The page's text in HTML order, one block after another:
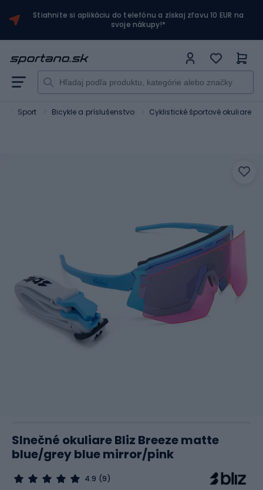
Stiahnite si aplikáciu do telefónu a získaj zľavu 10 EUR na
svoje nákupy!*
Sport Bicykle a príslušenstvo Cyklistické športové okuliare
Slnečné okuliare Bliz Breeze matte
blue/grey blue mirror/pink
4.9 (9)